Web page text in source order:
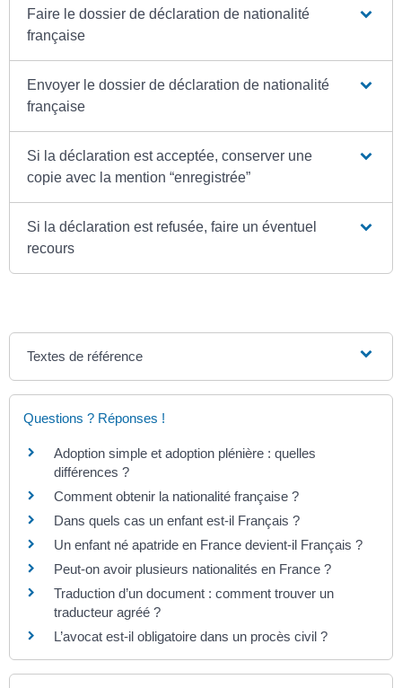
Faire le dossier de déclaration de nationalité
française
Envoyer le dossier de déclaration de nationalité
française
Si la déclaration est acceptée, conserver une
copie avec la mention “enregistrée”
Si la déclaration est refusée, faire un éventuel
recours
Textes de référence
Questions ? Réponses !
Adoption simple et adoption plénière : quelles
différences ?
Comment obtenir la nationalité française ?
Dans quels cas un enfant est-il Français ?
Un enfant né apatride en France devient-il Français ?
Peut-on avoir plusieurs nationalités en France ?
Traduction d’un document : comment trouver un
traducteur agréé ?
L’avocat est-il obligatoire dans un procès civil ?